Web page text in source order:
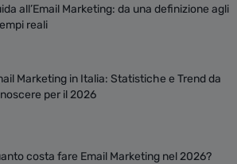
all’Email Marketing: da una definizione agli
reali
Marketing in Italia: Statistiche e Trend da
per il 2026
costa fare Email Marketing nel 2026?